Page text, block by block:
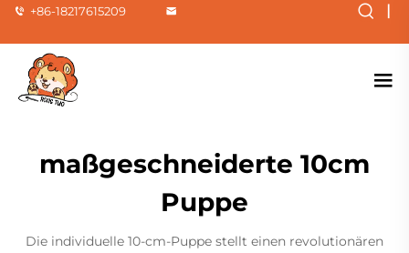
+86-18217615209 |
maßgeschneiderte 10cm
Puppe
Die individuelle 10-cm-Puppe stellt einen revolutionären